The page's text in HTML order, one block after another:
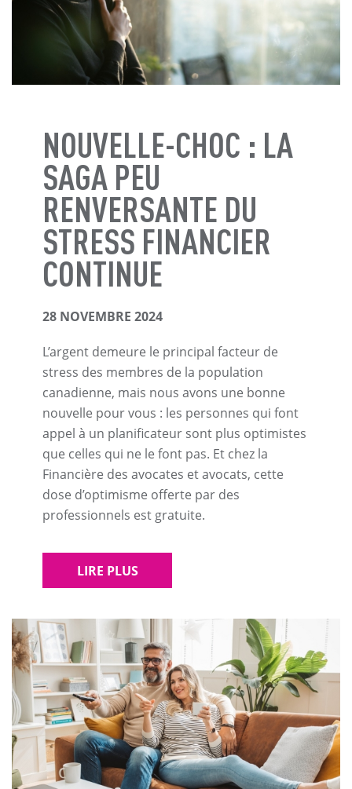
NOUVELLE-CHOC : LA
SAGA PEU
RENVERSANTE DU
STRESS FINANCIER
CONTINUE
28 NOVEMBRE 2024
L’argent demeure le principal facteur de
stress des membres de la population
canadienne, mais nous avons une bonne
nouvelle pour vous : les personnes qui font
appel à un planificateur sont plus optimistes
que celles qui ne le font pas. Et chez la
Financière des avocates et avocats, cette
dose d’optimisme offerte par des
professionnels est gratuite.
LIRE PLUS